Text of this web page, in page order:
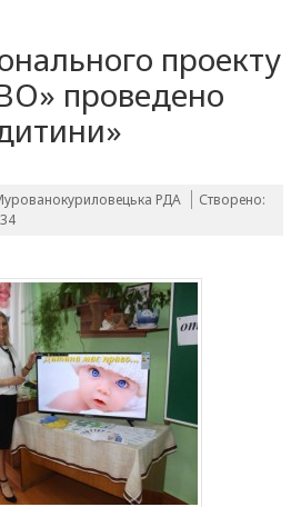
проекту
проведено
РДА
Створено: